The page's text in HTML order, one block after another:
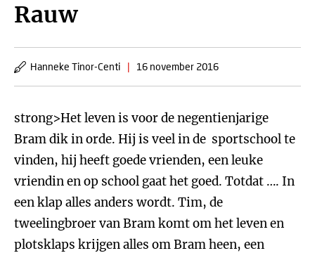
Rauw
Hanneke Tinor-Centi | 16 november 2016
strong>Het leven is voor de negentienjarige
Bram dik in orde. Hij is veel in de sportschool te
vinden, hij heeft goede vrienden, een leuke
vriendin en op school gaat het goed. Totdat …. In
een klap alles anders wordt. Tim, de
tweelingbroer van Bram komt om het leven en
plotsklaps krijgen alles om Bram heen, een